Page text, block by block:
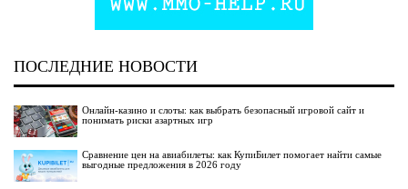
ПОСЛЕДНИЕ НОВОСТИ
Онлайн-казино и слоты: как выбрать безопасный игровой сайт и
понимать риски азартных игр
Сравнение цен на авиабилеты: как КупиБилет помогает найти самые
выгодные предложения в 2026 году